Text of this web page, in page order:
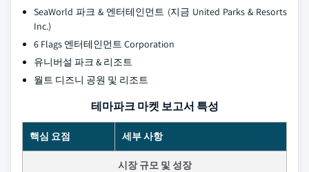
SeaWorld 파크 & 엔터테인먼트 (지금 United Parks & Resorts
Inc.)
6 Flags 엔터테인먼트 Corporation
유니버설 파크 & 리조트
월트 디즈니 공원 및 리조트
테마파크 마켓 보고서 특성
핵심 요점 세부 사항
시장 규모 및 성장